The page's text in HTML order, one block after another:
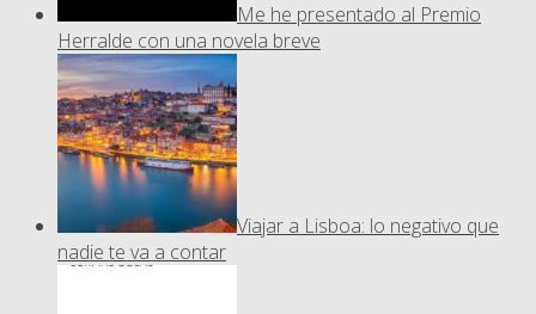
Me he presentado al Premio
Herralde con una novela breve
Viajar a Lisboa: lo negativo que
nadie te va a contar